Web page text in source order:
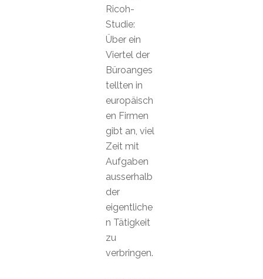
Ricoh-
Studie:
Über ein
Viertel der
Büroanges
tellten in
europäisch
en Firmen
gibt an, viel
Zeit mit
Aufgaben
ausserhalb
der
eigentliche
n Tätigkeit
zu
verbringen.